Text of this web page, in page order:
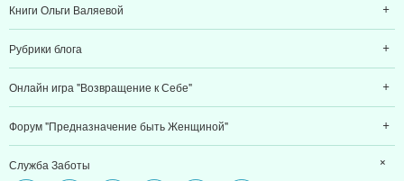
Книги Ольги Валяевой
Рубрики блога
Онлайн игра "Возвращение к Себе"
Форум "Предназначение быть Женщиной"
Служба Заботы